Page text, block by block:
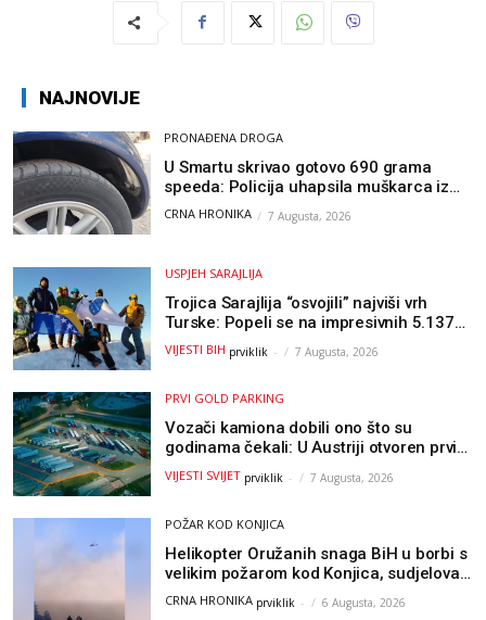
NAJNOVIJE
PRONAĐENA DROGA
U Smartu skrivao gotovo 690 grama
speeda: Policija uhapsila muškarca iz
Hercegovine
CRNA HRONIKA 7 Augusta, 2026
USPJEH SARAJLIJA
Trojica Sarajlija “osvojili” najviši vrh
Turske: Popeli se na impresivnih 5.137
metara
VIJESTI BIH prviklik - 7 Augusta, 2026
PRVI GOLD PARKING
Vozači kamiona dobili ono što su
godinama čekali: U Austriji otvoren prvi
GOLD sigurni parking
VIJESTI SVIJET prviklik - 7 Augusta, 2026
POŽAR KOD KONJICA
Helikopter Oružanih snaga BiH u borbi s
velikim požarom kod Konjica, sudjelovao
i Air Tractor
CRNA HRONIKA prviklik - 6 Augusta, 2026